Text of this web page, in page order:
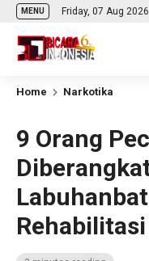
MENU Friday, 07 Aug 2026
Home Narkotika
9 Orang
Rehabilitasi